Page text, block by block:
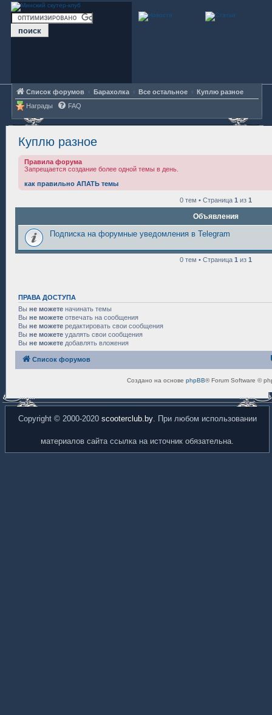
Список форумов Барахолка Все остальное
Куплю разное
Награды
FAQ
Куплю разное
Правила форума
Запрещается создание более одной темы в день.
как правильно АПАТЬ темы
0 тем • Страница 1 из 1
Объявления
Подписка на форумные уведомления в Telegram
0 тем • Страница 1 из 1
ПРАВА ДОСТУПА
Вы не можете начинать темы
Вы не можете отвечать на сообщения
Вы не можете редактировать свои сообщения
Вы не можете удалять свои сообщения
Вы не можете добавлять вложения
Список форумов
Создано на основе phpBB® Forum Software ©
Copyright © 2000-2020 scooterclub.by. При любом использовании
материалов сайта ссылка на источник обязательна.